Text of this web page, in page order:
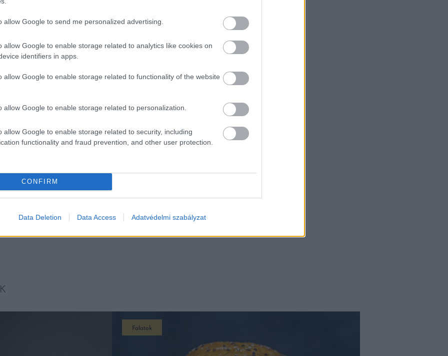
allow Google to send me personalized advertising.
allow Google to enable storage related to analytics like cookies on
identifiers in apps.
allow Google to enable storage related to functionality of the website
allow Google to enable storage related to personalization.
allow Google to enable storage related to security, including
functionality and fraud prevention, and other user protection.
CONFIRM
Data Deletion Data Access Adatvédelmi szabályzat
Falatok